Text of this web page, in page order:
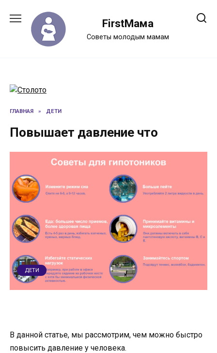
содержанию
FirstМама
Советы молодым мамам
ГЛАВНАЯ » ДЕТИ
Повышает давление что
ДЕТИ
В данной статье, мы рассмотрим, чем можно быстро
повысить давление у человека.